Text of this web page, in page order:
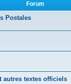
Forum
Postales
autres textes officiels